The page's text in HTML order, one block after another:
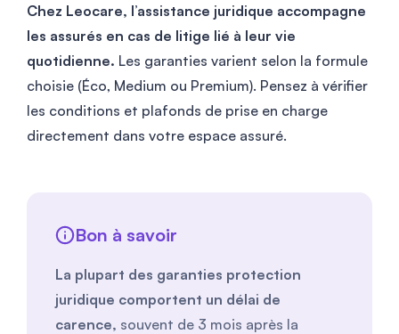
Chez Leocare, l’assistance juridique accompagne
les assurés en cas de litige lié à leur vie
quotidienne. Les garanties varient selon la formule
choisie (Éco, Medium ou Premium). Pensez à vérifier
les conditions et plafonds de prise en charge
directement dans votre espace assuré.
Bon à savoir
La plupart des garanties protection
juridique comportent un délai de
carence, souvent de 3 mois après la